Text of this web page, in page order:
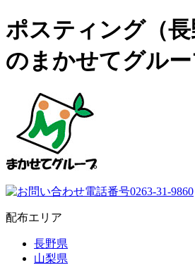
ポスティング（長
のまかせてグル
配布エリア
長野県
山梨県